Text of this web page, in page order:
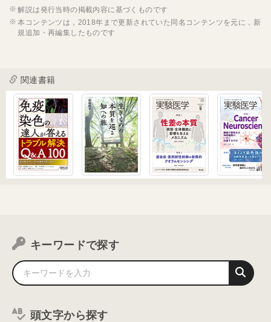
解説は発行当時の掲載内容に基づくものです
本コンテンツは，2018年まで更新されていた同名コンテンツを元に，新
規追加・再編集したものです
関連書籍
キーワードで探す
頭文字から探す